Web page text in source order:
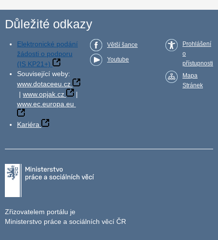
Důležité odkazy
Elektronické podání
žádosti o podporu
(IS KP21+)
Související weby:
www.dotaceeu.cz
| www.opjak.cz
|
www.ec.europa.eu
Kariéra
Větší šance
Youtube
Prohlášení
o
přístupnosti
Mapa
Stránek
Zřizovatelem portálu je
Ministerstvo práce a sociálních věcí ČR